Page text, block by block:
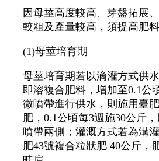
因母莖高度較高、芽盤拓展
較粗及產量較高，須提高肥料
(1)母莖培育期
母莖培育期若以滴灌方式供
即溶複合肥料，增加至0.1公
微噴帶進行供水，則施用臺
肥，0.1公頃每3週施30公斤
噴帶兩側；灌溉方式若為溝
肥43號複合粒狀肥 40公斤，